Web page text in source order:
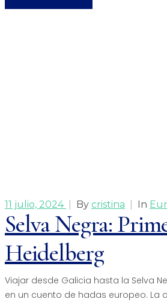
11 julio, 2024 By cristina In
Selva Negra:
Heidelberg
Viajar desde Galicia hasta la Selva
en un cuento de hadas europeo. La